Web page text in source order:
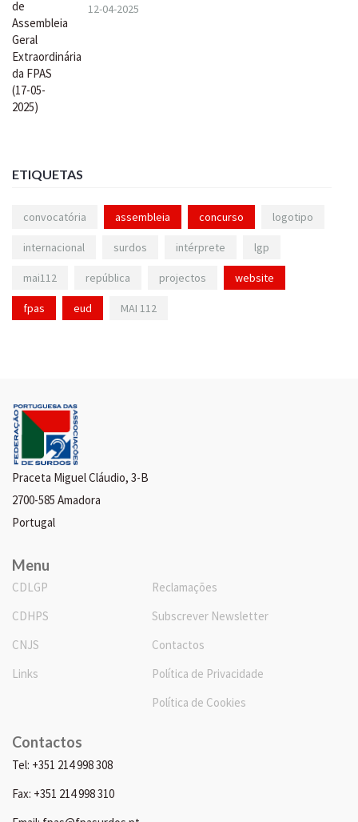
12-04-2025
ETIQUETAS
convocatória assembleia concurso logotipo
internacional surdos intérprete lgp
mai112 república projectos website
fpas eud MAI 112
Praceta Miguel Cláudio, 3-B
2700-585 Amadora
Portugal
Menu
CDLGP
CDHPS
CNJS
Links
Reclamações
Subscrever Newsletter
Contactos
Política de Privacidade
Política de Cookies
Contactos
Tel: +351 214 998 308
Fax: +351 214 998 310